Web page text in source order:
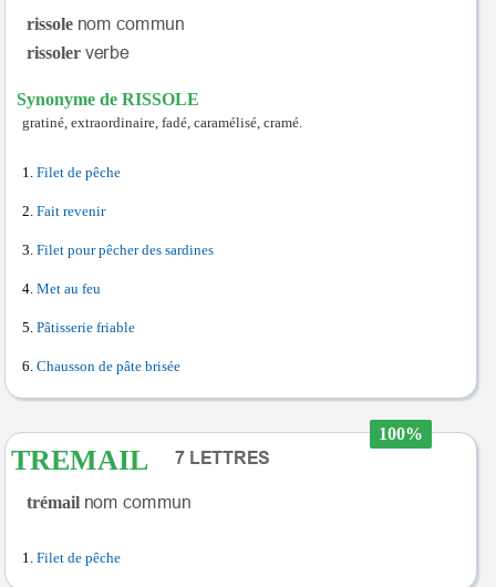
rissole
rissoler
Synonyme de RISSOLE
gratiné, extraordinaire, fadé, caramélisé, cramé.
Filet de pêche
Fait revenir
Filet pour pêcher des sardines
Met au feu
Pâtisserie friable
Chausson de pâte brisée
100%
TREMAIL
trémail
Filet de pêche